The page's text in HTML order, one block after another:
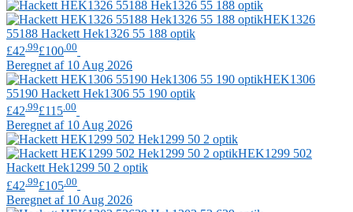
HEK1326
55188 Hackett Hek1326 55 188 optik
£42 .99£100 .00
Beregnet af 10 Aug 2026
HEK1306
55190 Hackett Hek1306 55 190 optik
£42.99£115.00
Beregnet af 10 Aug 2026
HEK1299 502
HackettHek1299 50 2 optik
£42 .99£105 .00
Beregnet af 10 Aug 2026